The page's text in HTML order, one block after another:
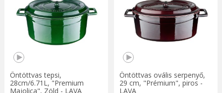
Öntöttvas tepsi,
28cm/6.71L, "Premium
Majolica", Zöld - LAVA
Öntöttvas ovális serpenyő,
29 cm, "Prémium", piros -
LAVA